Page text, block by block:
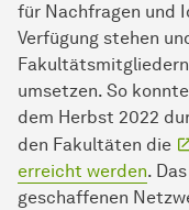
für Nachfragen und
Verfügung stehen
umsetzen. So
dem Herbst 2022
den Fakultäten die
erreicht werden.
geschaffenen